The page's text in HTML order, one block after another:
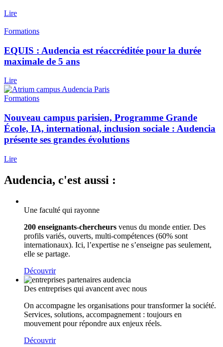
Lire
Formations
EQUIS : Audencia est réaccréditée pour la durée
maximale de 5 ans
Lire
Formations
Nouveau campus parisien, Programme Grande
École, IA, international, inclusion sociale : Audencia
présente ses grandes évolutions
Lire
Audencia, c'est aussi :
Une faculté qui rayonne
200 enseignants-chercheurs venus du monde entier. Des
profils variés, ouverts, multi-compétences (60% sont
internationaux). Ici, l’expertise ne s’enseigne pas seulement,
elle se partage.
Découvrir
Des entreprises qui avancent avec nous
On accompagne les organisations pour transformer la société.
Services, solutions, accompagnement : toujours en
mouvement pour répondre aux enjeux réels.
Découvrir